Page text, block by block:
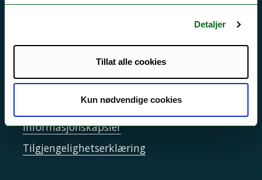
Detaljer
Tillat alle cookies
Kun nødvendige cookies
Si ifra!
Driftsmeldinger
Personvern ved UiT
Sikkerhet, beredskap og personvern
Informasjonskapsler
Tilgjengelighetserklæring